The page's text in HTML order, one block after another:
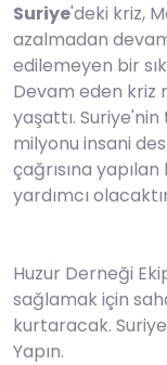
Suriye'deki kriz,
azalmadan
edilemeyen bir
Devam eden kriz
yaşattı.
milyonu insani
çağrısına
yardımcı
Huzur Derneği
sağlamak için
kurtaracak.
Yapın.